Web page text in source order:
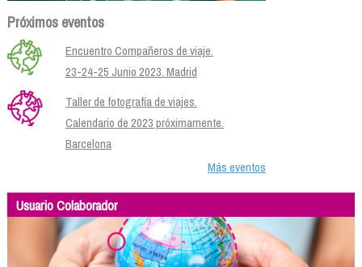
Próximos eventos
Encuentro Compañeros de viaje.
23-24-25 Junio 2023. Madrid
Taller de fotografía de viajes.
Calendario de 2023 próximamente.
Barcelona
Más eventos
Usuario Colaborador